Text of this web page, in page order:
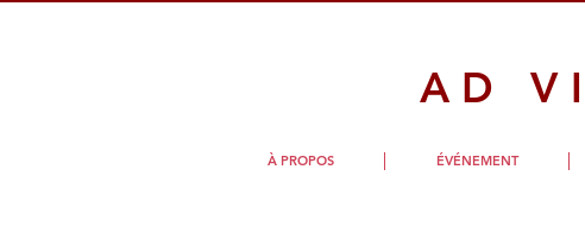
AD
À PROPOS ÉVÉNEMENT